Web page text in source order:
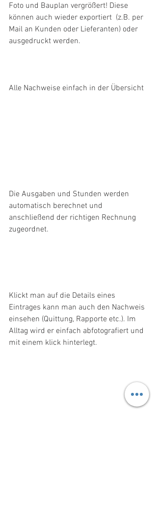
Foto und Bauplan vergrößert! Diese
können auch wieder exportiert  (z.B. per
Mail an Kunden oder Lieferanten) oder
ausgedruckt werden.
Alle Nachweise einfach in der Übersicht
Die Ausgaben und Stunden werden
automatisch berechnet und
anschließend der richtigen Rechnung
zugeordnet.
Klickt man auf die Details eines
Eintrages kann man auch den Nachweis
einsehen (Quittung, Rapporte etc.). Im
Alltag wird er einfach abfotografiert und
mit einem klick hinterlegt.